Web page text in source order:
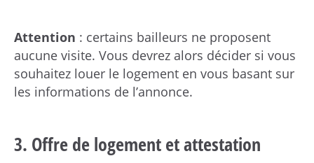
Attention : certains bailleurs ne proposent
aucune visite. Vous devrez alors décider si vous
souhaitez louer le logement en vous basant sur
les informations de l’annonce.
3. Offre de logement et attestation